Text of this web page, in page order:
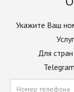
Укажите Ваш
Для